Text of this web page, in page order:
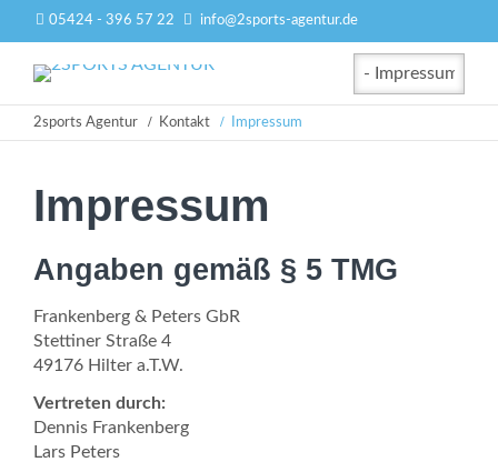
05424 - 396 57 22 info@2sports-agentur.de
Zielseite
2sports Agentur Kontakt Impressum
Impressum
Angaben gemäß § 5 TMG
Frankenberg & Peters GbR
Stettiner Straße 4
49176 Hilter a.T.W.
Vertreten durch:
Dennis Frankenberg
Lars Peters